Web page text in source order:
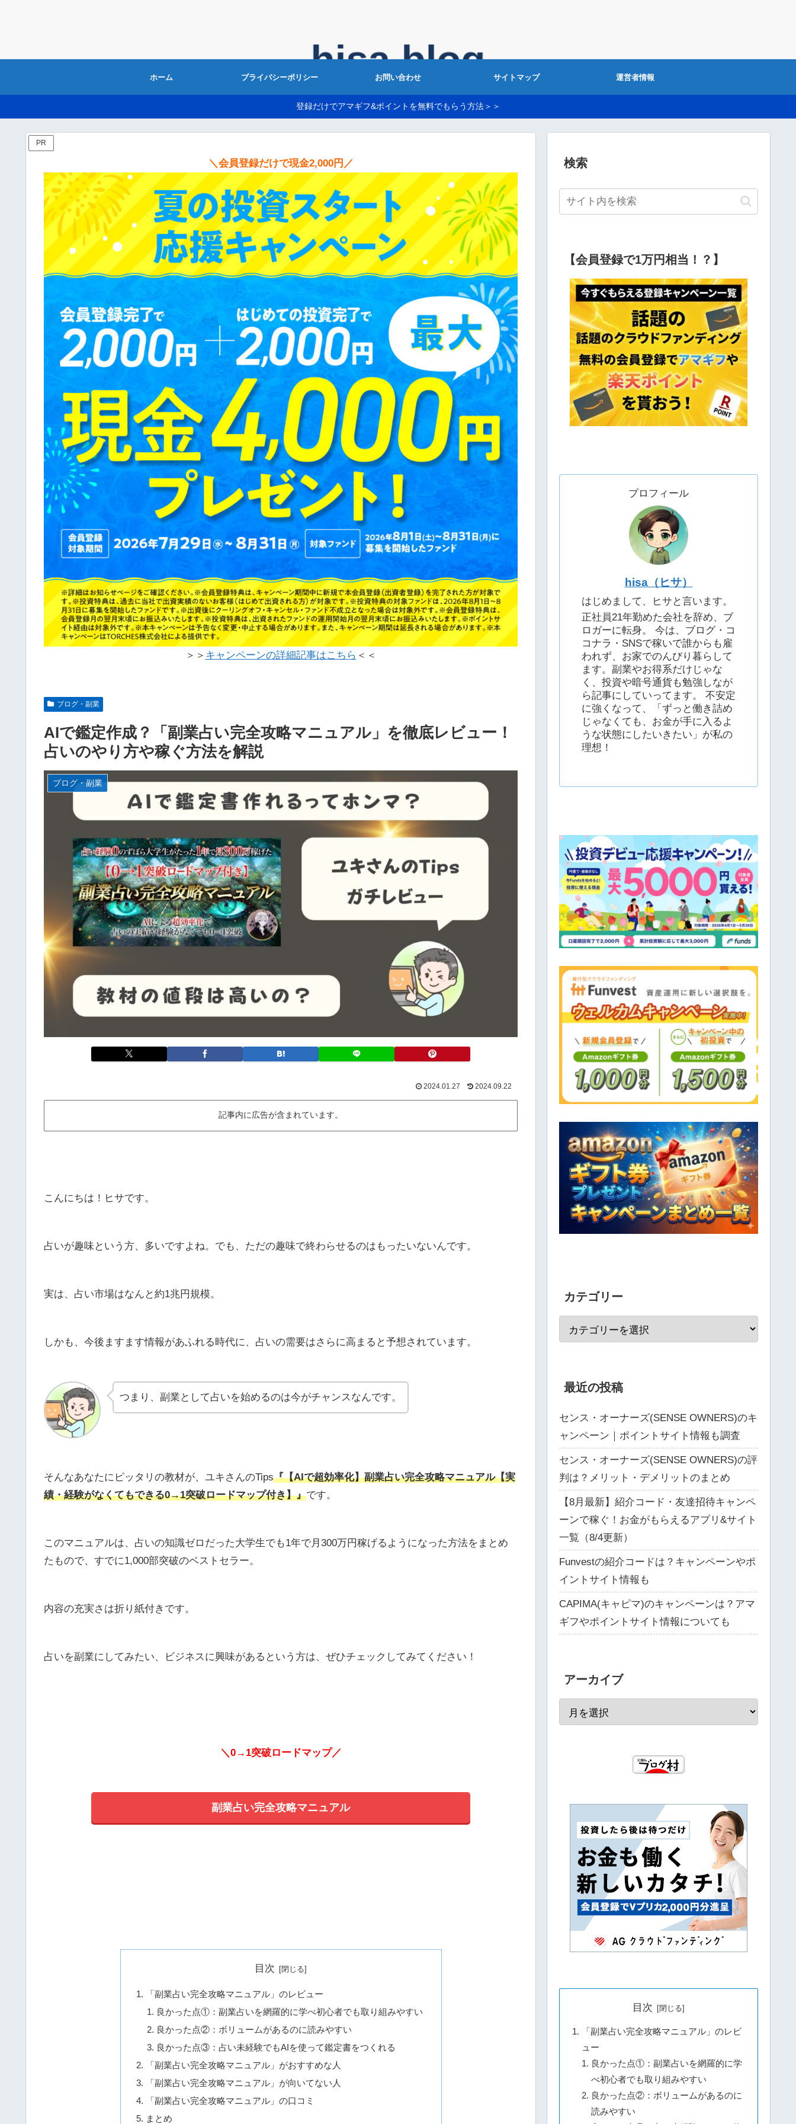
ホーム プライバシーポリシー お問い合わせ サイトマップ 運営者情報
登録だけでアマギフ&ポイントを無料でもらう方法＞＞
PR
＼会員登録だけで現金2,000円／
＞＞ キャンペーンの詳細記事はこちら ＜＜
ブログ・副業
AIで鑑定作成？「副業占い完全攻略マニュアル」を徹底レビュー！
占いのやり方や稼ぐ方法を解説
ブログ・副業
2024.01.27 2024.09.22
記事内に広告が含まれています。
こんにちは！ヒサです。
占いが趣味という方、多いですよね。でも、ただの趣味で終わらせるのはもったいないんです。
実は、占い市場はなんと約1兆円規模。
しかも、今後ますます情報があふれる時代に、占いの需要はさらに高まると予想されています。
つまり、副業として占いを始めるのは今がチャンスなんです。
そんなあなたにピッタリの教材が、ユキさんのTips『【AIで超効率化】副業占い完全攻略マニュアル【実
績・経験がなくてもできる0→1突破ロードマップ付き】』です。
このマニュアルは、占いの知識ゼロだった大学生でも1年で月300万円稼げるようになった方法をまとめ
たもので、すでに1,000部突破のベストセラー。
内容の充実さは折り紙付きです。
占いを副業にしてみたい、ビジネスに興味があるという方は、ぜひチェックしてみてください！
＼0→1突破ロードマップ／
副業占い完全攻略マニュアル
目次
「副業占い完全攻略マニュアル」のレビュー
良かった点①：副業占いを網羅的に学べ初心者でも取り組みやすい
良かった点②：ボリュームがあるのに読みやすい
良かった点③：占い未経験でもAIを使って鑑定書をつくれる
「副業占い完全攻略マニュアル」がおすすめな人
「副業占い完全攻略マニュアル」が向いてない人
「副業占い完全攻略マニュアル」の口コミ
まとめ
検索
【会員登録で1万円相当！？】
プロフィール
hisa（ヒサ）
はじめまして、ヒサと言います。
正社員21年勤めた会社を辞め、ブ
ロガーに転身。 今は、ブログ・コ
コナラ・SNSで稼いで誰からも雇
われず、お家でのんびり暮らして
ます。副業やお得系だけじゃな
く、投資や暗号通貨も勉強しなが
ら記事にしていってます。 不安定
に強くなって、「ずっと働き詰め
じゃなくても、お金が手に入るよ
うな状態にしたいきたい」が私の
理想！
カテゴリー
最近の投稿
センス・オーナーズ(SENSE OWNERS)のキ
ャンペーン｜ポイントサイト情報も調査
センス・オーナーズ(SENSE OWNERS)の評
判は？メリット・デメリットのまとめ
【8月最新】紹介コード・友達招待キャンペ
ーンで稼ぐ！お金がもらえるアプリ&サイト
一覧（8/4更新）
Funvestの紹介コードは？キャンペーンやポ
イントサイト情報も
CAPIMA(キャピマ)のキャンペーンは？アマ
ギフやポイントサイト情報についても
アーカイブ
目次
「副業占い完全攻略マニュアル」のレビ
ュー
良かった点①：副業占いを網羅的に学
べ初心者でも取り組みやすい
良かった点②：ボリュームがあるのに
読みやすい